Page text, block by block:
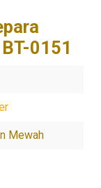
0151
Mewah